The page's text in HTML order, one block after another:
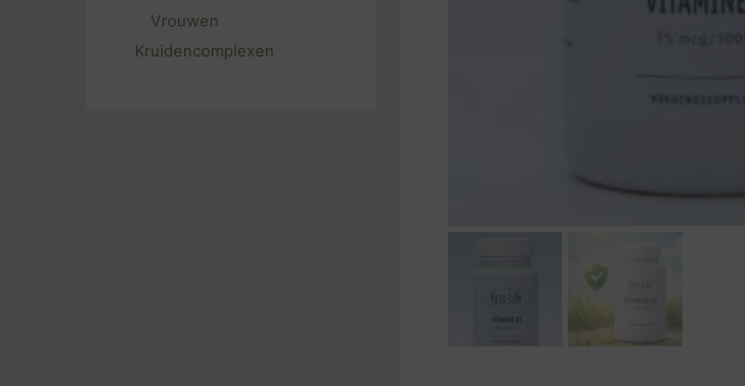
Vrouwen
Kruidencomplexen